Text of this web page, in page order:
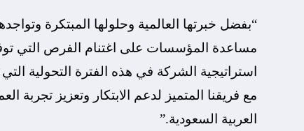
“بفضل خبرتها العالمية وحلولها المبتكرة
استراتيجية الشركة في هذه الفترة التحولية
مع فريقنا المتميز لدعم الابتكار وتعزيز تجربة
العربية السعودية.”